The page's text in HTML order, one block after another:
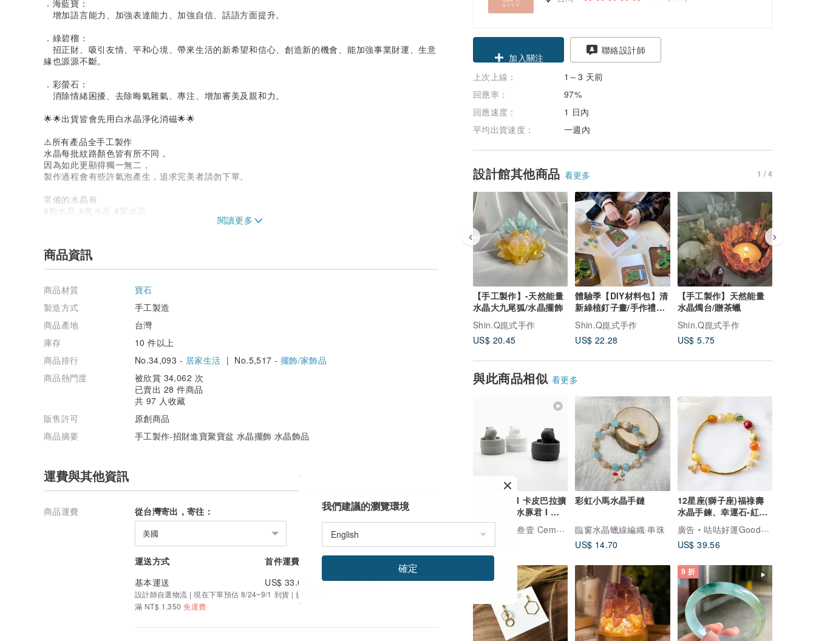
加入關注
聯絡設計師
上次上線：
1～3 天前
回應率：
97%
回應速度：
1 日內
平均出貨速度：
一週內
設計館其他商品 看更多 1 / 4
【手工製作】-天然能量
水晶大九尾狐/水晶擺飾
Shin.Q崑式手作
US$ 20.45
體驗季【DIY材料包】清
新綠植釘子畫/手作禮品/
生日禮物
Shin.Q崑式手作
US$ 22.28
【手工製作】天然能量
水晶燭台/贈茶蠟
Shin.Q崑式手作
US$ 5.75
與此商品相似 看更多
Capybara I 卡皮巴拉擴
香石 I 泡澡水豚君 I 附
5ml精油－交換禮物
壹叁叁壹 Cementer No.1331
US$ 24.77
彩虹小馬水晶手鏈
臨窗水晶蠟線編織·串珠
US$ 14.70
12星座(獅子座)福祿壽
水晶手鍊、幸運石-紅硃
砂、帶來正能量
廣告
咕咕好運GoodGoodLuck
US$ 39.56
9 折
．海藍寶：
增加語言能力、加強表達能力、加強自信、話語方面提升。
．綠碧榴：
招正財、吸引友情、平和心境、帶來生活的新希望和信心、創造新的機會、能加強事業財運、生意
緣也源源不斷。
．彩螢石：
消除情緒困擾、去除晦氣雜氣、專注、增加審美及親和力。
🌟🌟出貨皆會先用白水晶淨化消磁🌟🌟
⚠️所有產品全手工製作
水晶每批紋路顏色皆有所不同，
因為如此更顯得獨一無二，
製作過程會有些許氣泡產生，追求完美者請勿下單。
常備的水晶有
#粉水晶 #黃水晶 #紫水晶
如果要其他種類的水晶
比如 #超七 #鈦晶 #虎眼石
只要闆娘找的到
可以另外客製
但就需要稍等久一些
約5-10天左右
建議以目前常備款為主唷❤️
商品資訊
商品材質
寶石
製造方式
手工製造
商品產地
台灣
庫存
10 件以上
商品排行
No.34,093 - 居家生活 | No.5,517 -擺飾/家飾品
商品熱門度
被欣賞 34,062 次
已賣出 28 件商品
共 97 人收藏
販售許可
原創商品
商品摘要
手工製作-招財進寶聚寶盆 水晶擺飾 水晶飾品
運費與其他資訊
商品運費 從台灣寄出，寄往：
美國
運送方式 首件運費
基本運送
US$ 33.00 US$ 1.65
設計師自選物流 | 現在下單預估 8/24~9/1 到貨 | 提供追蹤
滿 NT$ 1,350免運費
我們建議的瀏覽環境
確定